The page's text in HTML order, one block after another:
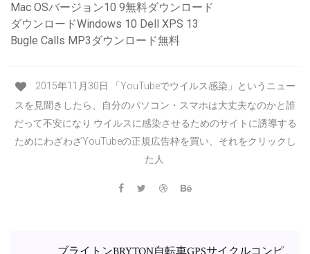
Mac OSバージョン10 9無料ダウンロード
ダウンロードWindows 10 Dell XPS 13
Bugle Calls MP3ダウンロード無料
2015年11月30日 「YouTubeでウイルス感染」というニュー
スを見聞きしたら、自分のパソコン・スマホは大丈夫なのかと誰
だって不安になり ウイルスに感染させるためのサイトに誘導する
ためにわざわざYouTubeの正規広告枠を買い、それをクリックし
た人